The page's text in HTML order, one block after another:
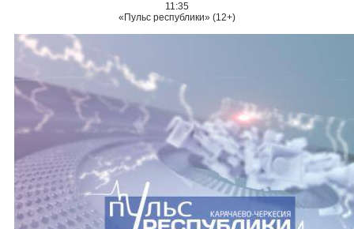
11:35
«Пульс республики» (12+)